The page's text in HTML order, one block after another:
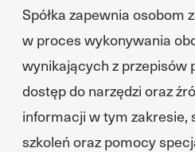
Spółka zapewnia osobom
w proces wykonywania
wynikających z przepisów
dostęp do narzędzi oraz
informacji w tym zakresie,
szkoleń oraz pomocy